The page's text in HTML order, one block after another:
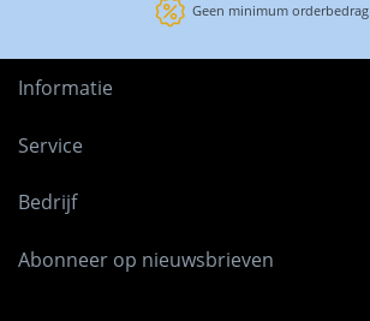
Geen minimum orderbedrag
Informatie
Service
Bedrijf
Abonneer op nieuwsbrieven